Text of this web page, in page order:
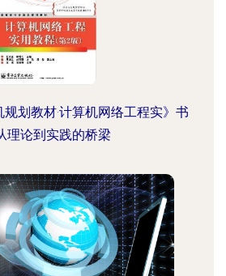
规划教材·计算机网络工程实》书
理论到实践的桥梁